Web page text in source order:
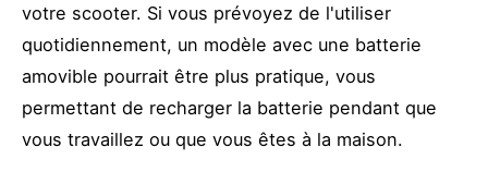
votre scooter. Si vous prévoyez de l'utiliser
quotidiennement, un modèle avec une batterie
amovible pourrait être plus pratique, vous
permettant de recharger la batterie pendant que
vous travaillez ou que vous êtes à la maison.